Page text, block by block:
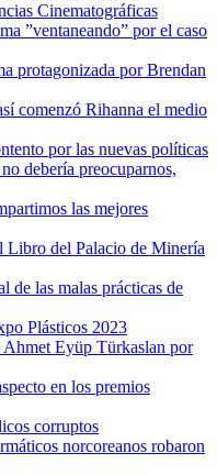
Cinematográficas
”ventaneando” por el caso
protagonizada por Brendan
comenzó Rihanna el medio
por las nuevas políticas
debería preocuparnos,
las mejores
Libro del Palacio de Minería
de las malas prácticas de
Plásticos 2023
Eyüp Türkaslan por
en los premios
corruptos
norcoreanos robaron